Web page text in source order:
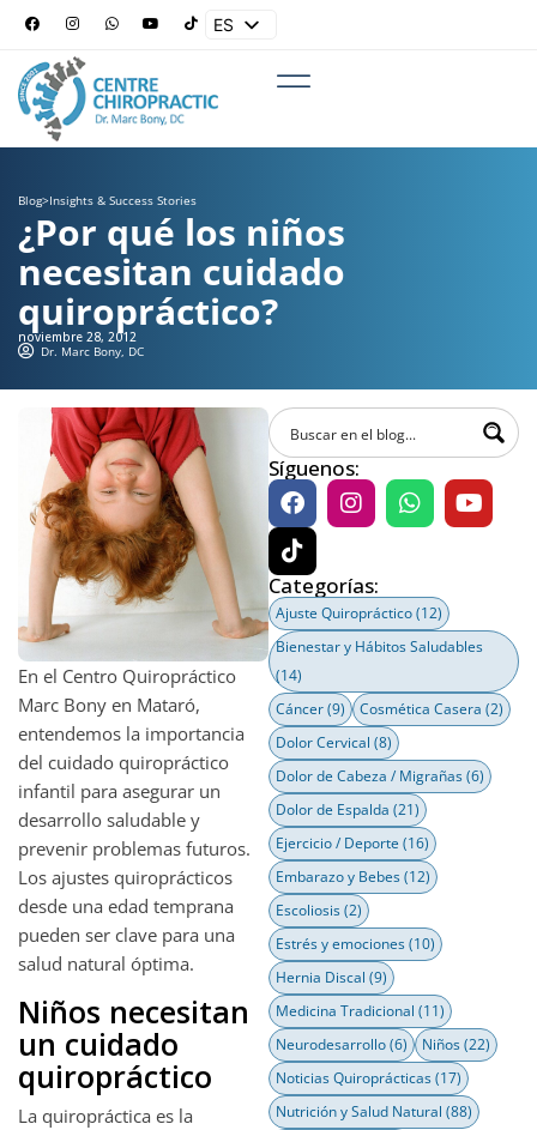
ES
Blog>Insights & Success Stories
¿Por qué los niños
necesitan cuidado
quiropráctico?
noviembre 28, 2012
Dr. Marc Bony, DC
En el Centro Quiropráctico
Marc Bony en Mataró,
entendemos la importancia
del cuidado quiropráctico
infantil para asegurar un
desarrollo saludable y
prevenir problemas futuros.
Los ajustes quiroprácticos
desde una edad temprana
pueden ser clave para una
salud natural óptima.
Niños necesitan
un cuidado
quiropráctico
La quiropráctica es la
Síguenos:
Categorías:
Ajuste Quiropráctico(12)
Bienestar y Hábitos Saludables
(14)
Cáncer(9) Cosmética Casera (2)
Dolor Cervical (8)
Dolor de Cabeza / Migrañas(6)
Dolor de Espalda (21)
Ejercicio / Deporte (16)
Embarazo y Bebes(12)
Escoliosis(2)
Estrés y emociones(10)
Hernia Discal (9)
Medicina Tradicional (11)
Neurodesarrollo(6) Niños(22)
Noticias Quiroprácticas(17)
Nutrición y Salud Natural (88)